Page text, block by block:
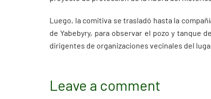
Luego, la comitiva se trasladó hasta la
de Yabebyry, para observar el pozo y tanque
dirigentes de organizaciones vecinales del
Leave a comment